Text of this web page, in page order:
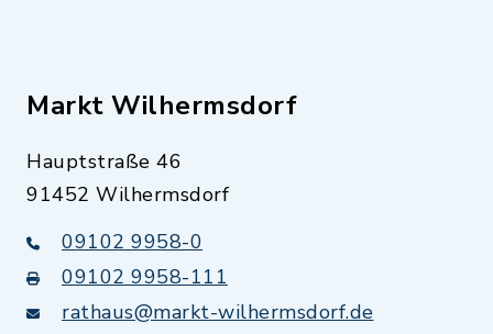
Markt Wilhermsdorf
Hauptstraße 46
91452 Wilhermsdorf
09102 9958-0
09102 9958-111
rathaus@markt-wilhermsdorf.de